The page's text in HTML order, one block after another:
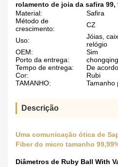
rolamento de joia da safira 99,
Material:
Safira
Método de
crescimento:
CZ
Uso:
Jóias,
relógio
OEM:
Sim
Porto da entrega:
chongqing
Tempo de entrega:
De
Cor:
Rubi
TAMANHO:
Tamanho
Descrição
Uma comunicação ótica de
Fiber do micro tamanho
Diâmetros de Ruby Ball With